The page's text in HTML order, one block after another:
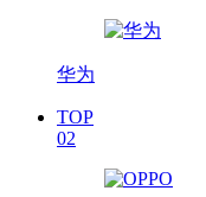
华为
TOP
02